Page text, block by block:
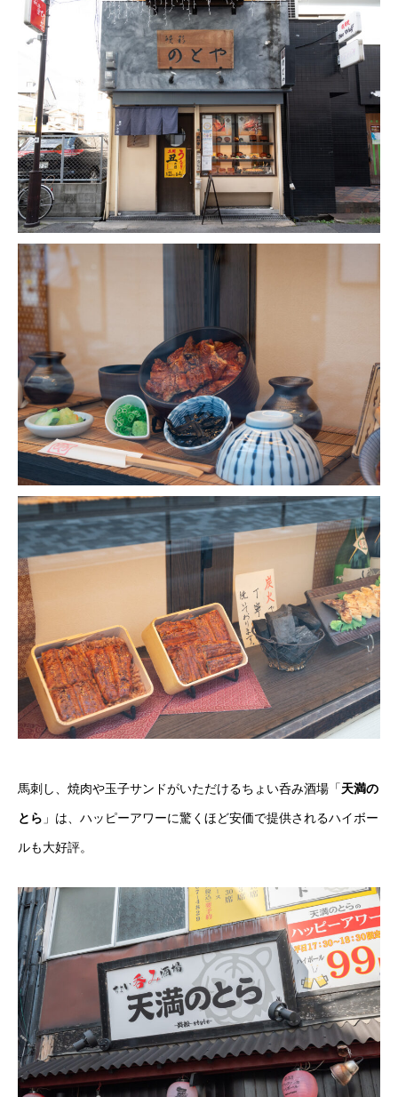
馬刺し、焼肉や玉子サンドがいただけるちょい呑み酒場「天満の
とら 」は、ハッピーアワーに驚くほど安価で提供されるハイボー
ルも大好評。